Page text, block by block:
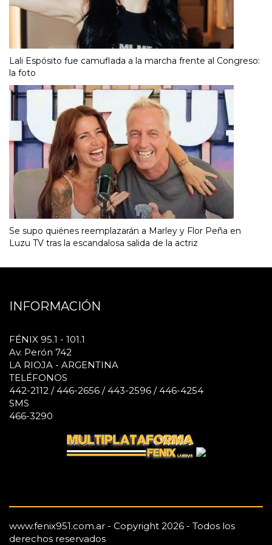
Lali Espósito fue camuflada a la marcha frente al Congreso:
la foto
Se supo quiénes reemplazarán a Marley y Flor Peña en
Luzu TV tras la escandalosa salida de la actriz
INFORMACIÓN
FÉNIX 95.1 - 101.1
Av. Perón 742
LA RIOJA - ARGENTINA
TELÉFONOS
442-2112 / 446-2656 / 443-2596 / 446-4254
SMS
466-3290
www.fenix951.com.ar - Copyright 2026 - Todos los
derechos reservados